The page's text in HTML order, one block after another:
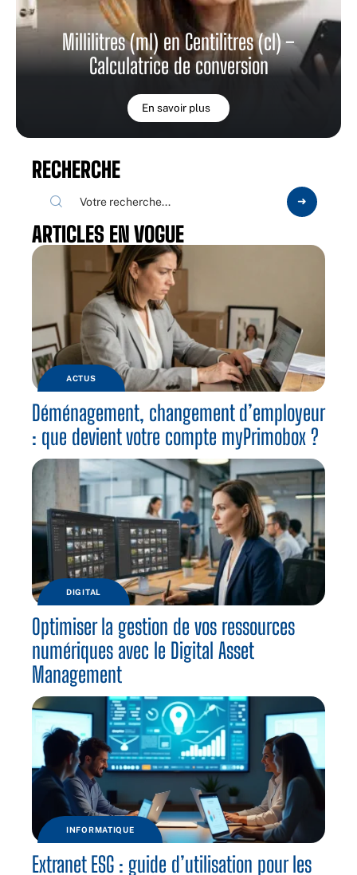
Millilitres (ml) en Centilitres (cl) –
Calculatrice de conversion
En savoir plus
RECHERCHE
ARTICLES EN VOGUE
ACTUS
Déménagement, changement d’employeur
: que devient votre compte myPrimobox ?
DIGITAL
Optimiser la gestion de vos ressources
numériques avec le Digital Asset
Management
INFORMATIQUE
Extranet ESG : guide d’utilisation pour les